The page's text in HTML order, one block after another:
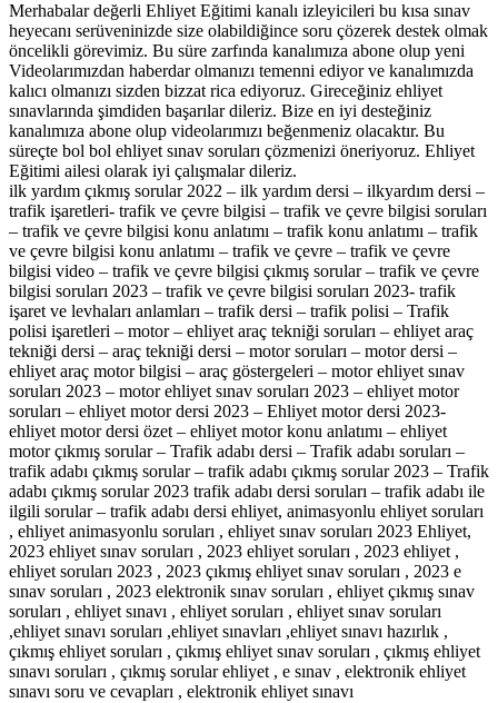
Merhabalar değerli Ehliyet Eğitimi kanalı izleyicileri bu kısa sınav
heyecanı serüveninizde size olabildiğince soru çözerek destek olmak
öncelikli görevimiz. Bu süre zarfında kanalımıza abone olup yeni
Videolarımızdan haberdar olmanızı temenni ediyor ve kanalımızda
kalıcı olmanızı sizden bizzat rica ediyoruz. Gireceğiniz ehliyet
sınavlarında şimdiden başarılar dileriz. Bize en iyi desteğiniz
kanalımıza abone olup videolarımızı beğenmeniz olacaktır. Bu
süreçte bol bol ehliyet sınav soruları çözmenizi öneriyoruz. Ehliyet
Eğitimi ailesi olarak iyi çalışmalar dileriz.
ilk yardım çıkmış sorular 2022 – ilk yardım dersi – ilkyardım dersi –
trafik işaretleri- trafik ve çevre bilgisi – trafik ve çevre bilgisi soruları
– trafik ve çevre bilgisi konu anlatımı – trafik konu anlatımı – trafik
ve çevre bilgisi konu anlatımı – trafik ve çevre – trafik ve çevre
bilgisi video – trafik ve çevre bilgisi çıkmış sorular – trafik ve çevre
bilgisi soruları 2023 – trafik ve çevre bilgisi soruları 2023- trafik
işaret ve levhaları anlamları – trafik dersi – trafik polisi – Trafik
polisi işaretleri – motor – ehliyet araç tekniği soruları – ehliyet araç
tekniği dersi – araç tekniği dersi – motor soruları – motor dersi –
ehliyet araç motor bilgisi – araç göstergeleri – motor ehliyet sınav
soruları 2023 – motor ehliyet sınav soruları 2023 – ehliyet motor
soruları – ehliyet motor dersi 2023 – Ehliyet motor dersi 2023-
ehliyet motor dersi özet – ehliyet motor konu anlatımı – ehliyet
motor çıkmış sorular – Trafik adabı dersi – Trafik adabı soruları –
trafik adabı çıkmış sorular – trafik adabı çıkmış sorular 2023 – Trafik
adabı çıkmış sorular 2023 trafik adabı dersi soruları – trafik adabı ile
ilgili sorular – trafik adabı dersi ehliyet, animasyonlu ehliyet soruları
, ehliyet animasyonlu soruları , ehliyet sınav soruları 2023 Ehliyet,
2023 ehliyet sınav soruları , 2023 ehliyet soruları , 2023 ehliyet ,
ehliyet soruları 2023 , 2023 çıkmış ehliyet sınav soruları , 2023 e
sınav soruları , 2023 elektronik sınav soruları , ehliyet çıkmış sınav
soruları , ehliyet sınavı , ehliyet soruları , ehliyet sınav soruları
,ehliyet sınavı soruları ,ehliyet sınavları ,ehliyet sınavı hazırlık ,
çıkmış ehliyet soruları , çıkmış ehliyet sınav soruları , çıkmış ehliyet
sınavı soruları , çıkmış sorular ehliyet , e sınav , elektronik ehliyet
sınavı soru ve cevapları , elektronik ehliyet sınavı